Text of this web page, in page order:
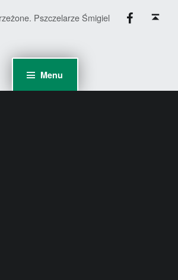
Menu
Pszczelarze Śmigiel